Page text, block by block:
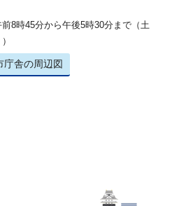
8時45分から午後5時30分まで（土
庁舎の周辺図